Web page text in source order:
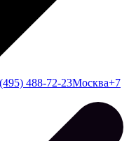
488-72-23Москва+7